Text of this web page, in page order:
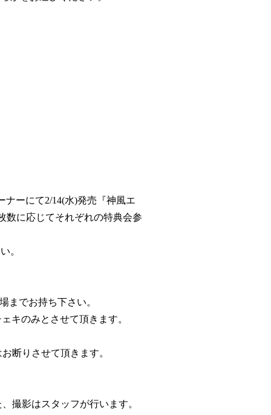
ナーにて2/14(水)発売『神風エ
数に応じてそれぞれの特典会参
。
までお持ち下さい。
キのみとさせて頂きます。
断りさせて頂きます。
撮影はスタッフが行います。